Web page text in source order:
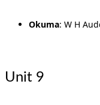
Okuma: W H
Unit 9